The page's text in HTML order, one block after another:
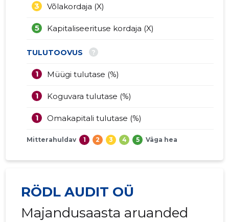
Võlakordaja (X)
3
Kapitaliseerituse kordaja (X)
5
TULUTOOVUS ?
Müügi tulutase (%)
1
Koguvara tulutase (%)
1
Omakapitali tulutase (%)
1
Mitterahuldav 1 2 3 4 5 Väga hea
RÖDL AUDIT OÜ
Majandusaasta aruanded